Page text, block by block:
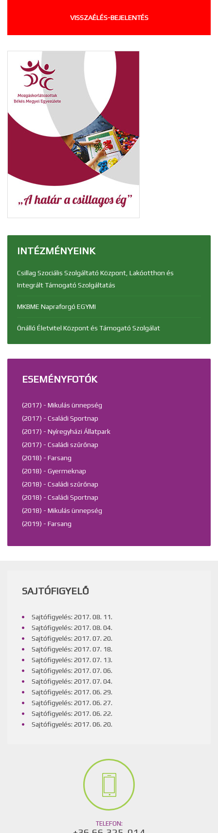
VISSZAÉLÉS-BEJELENTÉS
INTÉZMÉNYEINK
Csillag Szociális Szolgáltató Központ, Lakóotthon és
Integrált Támogató Szolgáltatás
MKBME Napraforgó EGYMI
Önálló Életvitel Központ és Támogató Szolgálat
ESEMÉNYFOTÓK
(2017) - Mikulás ünnepség
(2017) - Családi Sportnap
(2017) - Nyíregyházi Állatpark
(2017) - Családi szűrőnap
(2018) - Farsang
(2018) - Gyermeknap
(2018) - Családi szűrőnap
(2018) - Családi Sportnap
(2018) - Mikulás ünnepség
(2019) - Farsang
SAJTÓFIGYELŐ
Sajtófigyelés: 2017. 08. 11.
Sajtófigyelés: 2017. 08. 04.
Sajtófigyelés: 2017. 07. 20.
Sajtófigyelés: 2017. 07. 18.
Sajtófigyelés: 2017. 07. 13.
Sajtófigyelés: 2017. 07. 06.
Sajtófigyelés: 2017. 07. 04.
Sajtófigyelés: 2017. 06. 29.
Sajtófigyelés: 2017. 06. 27.
Sajtófigyelés: 2017. 06. 22.
Sajtófigyelés: 2017. 06. 20.
TELEFON: